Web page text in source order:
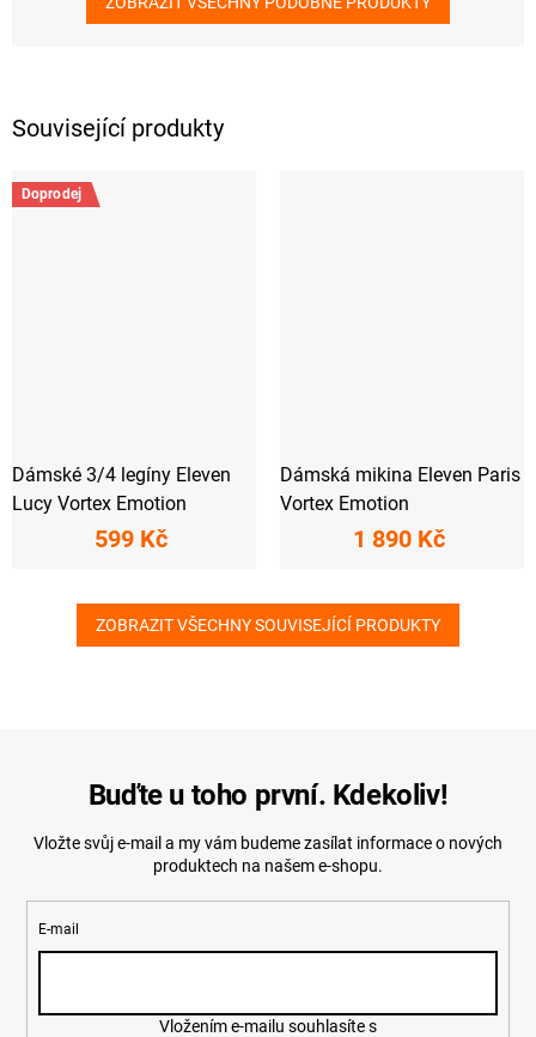
Související produkty
Doprodej
Dámské 3/4 legíny Eleven
Lucy Vortex Emotion
599 Kč
Dámská mikina Eleven Paris
Vortex Emotion
1 890 Kč
ZOBRAZIT VŠECHNY SOUVISEJÍCÍ PRODUKTY
Buďte u toho první. Kdekoliv!
Vložte svůj e-mail a my vám budeme zasílat informace o nových
produktech na našem e-shopu.
E-mail